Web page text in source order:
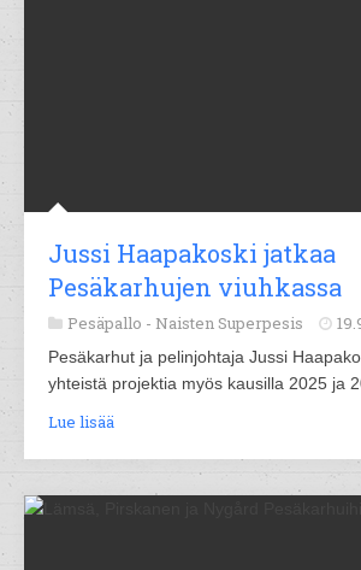
Jussi Haapakoski jatkaa
Pesäkarhujen viuhkassa
Pesäpallo - Naisten Superpesis
Pesäkarhut ja pelinjohtaja Jussi
yhteistä projektia myös kausilla 2025 ja
Lue lisää